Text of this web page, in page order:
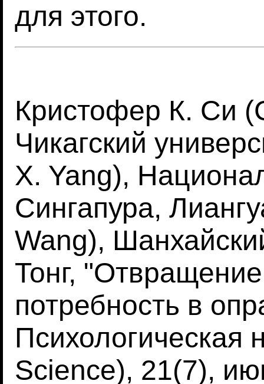
для этого.
Кристофер К. Си
Чикагский
X. Yang),
Сингапура,
Wang),
Тонг,
потребность в
Психологическая
Science), 21(7),